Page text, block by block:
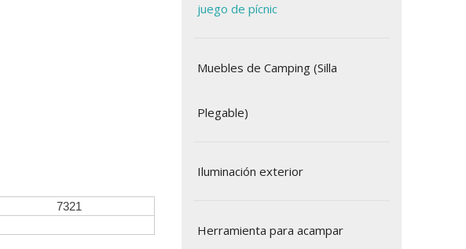
7321
juego de pícnic
Muebles de Camping (Silla
Plegable)
Iluminación exterior
Herramienta para acampar